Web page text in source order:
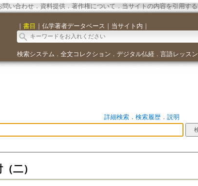
問い合わせ． 資料提供． 著作権について．当サイトの内容を引用する
｜ 書目 ｜ 仏学著者データベース ｜ 当サイト内 ｜
検索システム ． 全文コレクション ． デジタル仏経． 言語レッスン
詳細検索． 検索履歴． 説明
二）